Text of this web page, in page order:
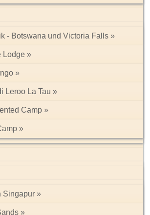
- Botswana und Victoria Falls
Lodge
Leroo La Tau
Camp
Singapur